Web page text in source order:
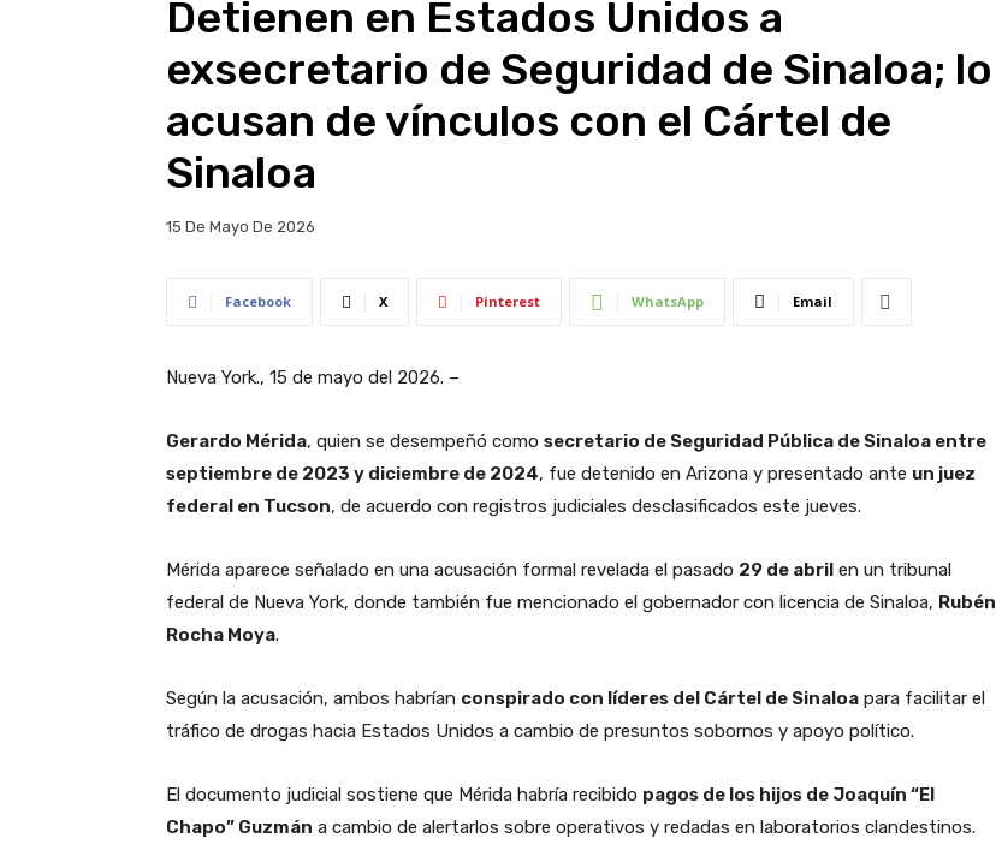
Detienen en Estados Unidos a
exsecretario de Seguridad de Sinaloa; lo
acusan de vínculos con el Cártel de
Sinaloa
15 De Mayo De 2026
Facebook X Pinterest WhatsApp Email
Nueva York., 15 de mayo del 2026. –
Gerardo Mérida, quien se desempeñó como secretario de Seguridad Pública de Sinaloa entre
septiembre de 2023 y diciembre de 2024, fue detenido en Arizona y presentado ante un juez
federal en Tucson, de acuerdo con registros judiciales desclasificados este jueves.
Mérida aparece señalado en una acusación formal revelada el pasado 29 de abril en un tribunal
federal de Nueva York, donde también fue mencionado el gobernador con licencia de Sinaloa, Rubén
Rocha Moya.
Según la acusación, ambos habrían conspirado con líderes del Cártel de Sinaloa para facilitar el
tráfico de drogas hacia Estados Unidos a cambio de presuntos sobornos y apoyo político.
El documento judicial sostiene que Mérida habría recibido pagos de los hijos de Joaquín “El
Chapo” Guzmán a cambio de alertarlos sobre operativos y redadas en laboratorios clandestinos.